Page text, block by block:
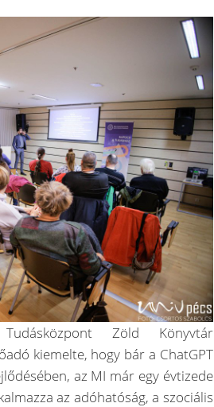
Zöld Könyvtár
kiemelte, hogy bár a ChatGPT
az MI már egy évtizede
az adóhatóság, a szociális